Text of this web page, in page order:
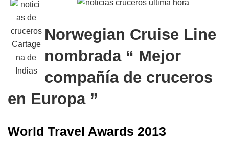
Norwegian Cruise Line
nombrada “ Mejor
compañía de cruceros
en Europa ”
World Travel Awards 2013